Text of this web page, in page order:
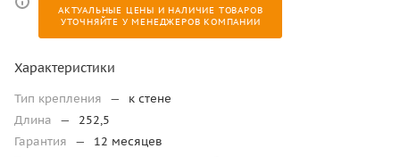
АКТУАЛЬНЫЕ ЦЕНЫ И НАЛИЧИЕ ТОВАРОВ
УТОЧНЯЙТЕ У МЕНЕДЖЕРОВ КОМПАНИИ
Характеристики
Тип крепления —
к стене
Длина
—
252,5
Гарантия
—
12 месяцев